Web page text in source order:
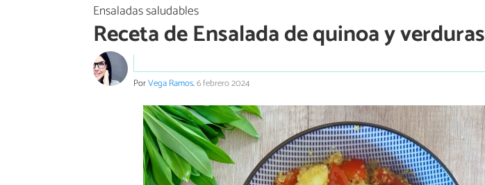
Ensaladas saludables
Receta de Ensalada de quinoa y verduras
PorVega Ramos.6 febrero 2024